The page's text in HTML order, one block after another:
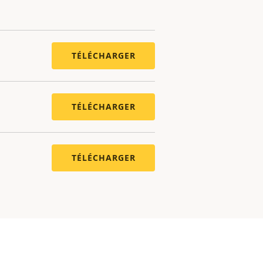
TÉLÉCHARGER
TÉLÉCHARGER
TÉLÉCHARGER